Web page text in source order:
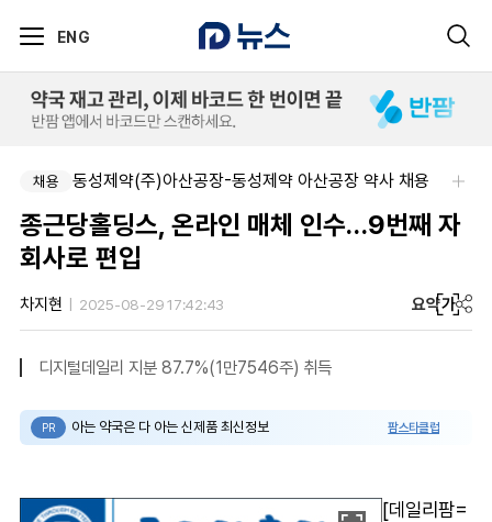
ENG
채용 동성제약(주)아산공장-동성제약 아산공장 약사 채용
종근당홀딩스, 온라인 매체 인수…9번째 자
회사로 편입
차지현 2025-08-29 17:42:43 요약가
디지털데일리 지분 87.7%(1만7546주) 취득
PR 아는 약국은 다 아는 신제품 최신정보 팜스타클럽
[데일리팜=